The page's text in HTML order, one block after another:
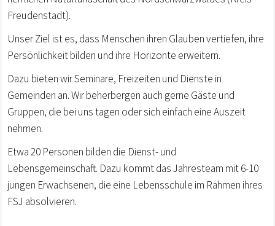
Freudenstadt).
Unser Ziel ist es, dass Menschen ihren Glauben vertiefen, ihre
Persönlichkeit bilden und ihre Horizonte erweitern.
Dazu bieten wir Seminare, Freizeiten und Dienste in
Gemeinden an. Wir beherbergen auch gerne Gäste und
Gruppen, die bei uns tagen oder sich einfach eine Auszeit
nehmen.
Etwa 20 Personen bilden die Dienst- und
Lebensgemeinschaft. Dazu kommt das Jahresteam mit 6-10
jungen Erwachsenen, die eine Lebensschule im Rahmen ihres
FSJ absolvieren.